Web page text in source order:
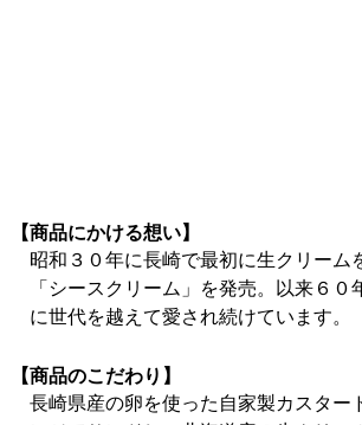
【商品にかける想い】
昭和３０年に長崎で最初に生クリーム
「シースクリーム」を発売。以来６０
に世代を越えて愛され続けています。
【商品のこだわり】
長崎県産の卵を使った自家製カスター